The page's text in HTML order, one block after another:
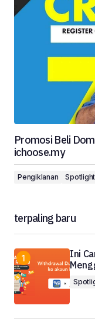
Promosi Beli
ichoose.my
Pengiklanan Spotlight
terpaling baru
Ini